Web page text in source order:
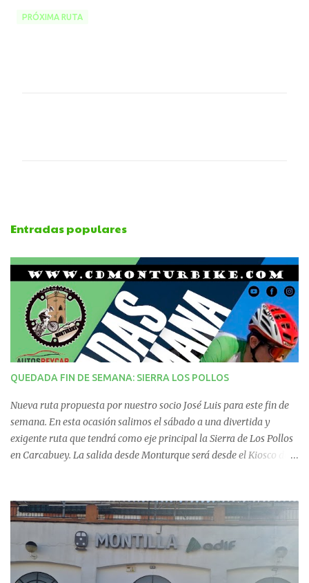
PRÓXIMA RUTA
t
a
r
i
o
s
Entradas populares
QUEDADA FIN DE SEMANA: SIERRA LOS POLLOS
Nueva ruta propuesta por nuestro socio José Luis para este fin de
semana. En esta ocasión salimos el sábado a una divertida y
exigente ruta que tendrá como eje principal la Sierra de Los Pollos
en Carcabuey. La salida desde Monturque será desde el Kiosco de
Quedadas Fin de Semana 2025.